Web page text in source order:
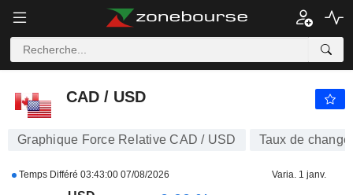
CAD / USD
CAD / USD
Graphique Force Relative CAD / USD Taux de change
Temps Différé 03:43:00 07/08/2026 Varia. 1 janv.